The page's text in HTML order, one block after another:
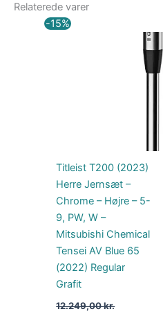
Relaterede varer
-15%
Titleist T200 (2023)
Herre Jernsæt –
Chrome – Højre – 5-
9, PW, W –
Mitsubishi Chemical
Tensei AV Blue 65
(2022) Regular
Grafit
12.249,00kr.
Den
oprindelige
aktuelle
10.411,65 kr..